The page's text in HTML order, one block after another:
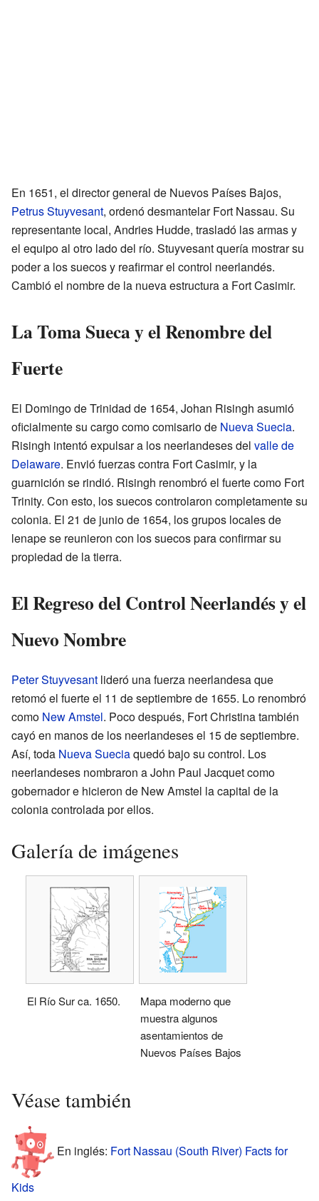
En 1651, el director general de Nuevos Países Bajos,
Petrus Stuyvesant, ordenó desmantelar Fort Nassau. Su
representante local, Andries Hudde, trasladó las armas y
el equipo al otro lado del río. Stuyvesant quería mostrar su
poder a los suecos y reafirmar el control neerlandés.
Cambió el nombre de la nueva estructura a Fort Casimir.
La Toma Sueca y el Renombre del
Fuerte
El Domingo de Trinidad de 1654, Johan Risingh asumió
oficialmente su cargo como comisario de Nueva Suecia.
Risingh intentó expulsar a los neerlandeses del valle de
Delaware. Envió fuerzas contra Fort Casimir, y la
guarnición se rindió. Risingh renombró el fuerte como Fort
Trinity. Con esto, los suecos controlaron completamente su
colonia. El 21 de junio de 1654, los grupos locales de
lenape se reunieron con los suecos para confirmar su
propiedad de la tierra.
El Regreso del Control Neerlandés y el
Nuevo Nombre
Peter Stuyvesant lideró una fuerza neerlandesa que
retomó el fuerte el 11 de septiembre de 1655. Lo renombró
como New Amstel. Poco después, Fort Christina también
cayó en manos de los neerlandeses el 15 de septiembre.
Así, toda Nueva Sueciaquedó bajo su control. Los
neerlandeses nombraron a John Paul Jacquet como
gobernador e hicieron de New Amstel la capital de la
colonia controlada por ellos.
Galería de imágenes
El Río Sur ca. 1650.
Mapa moderno que
muestra algunos
asentamientos de
Nuevos Países Bajos
Véase también
En inglés: Fort Nassau (South River) Facts for
Kids